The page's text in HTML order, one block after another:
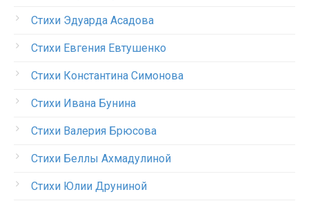
Стихи Эдуарда Асадова
Стихи Евгения Евтушенко
Стихи Константина Симонова
Стихи Ивана Бунина
Стихи Валерия Брюсова
Стихи Беллы Ахмадулиной
Стихи Юлии Друниной